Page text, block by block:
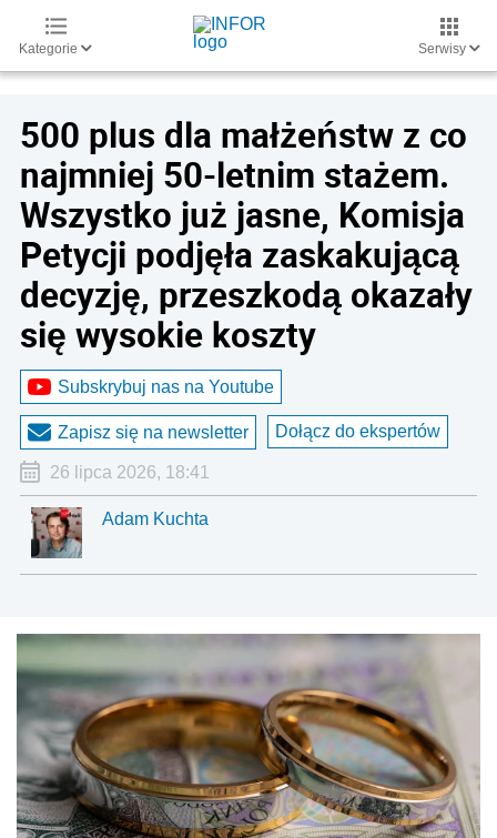
Kategorie Serwisy
500 plus dla małżeństw z co
najmniej 50-letnim stażem.
Wszystko już jasne, Komisja
Petycji podjęła zaskakującą
decyzję, przeszkodą okazały
się wysokie koszty
Subskrybuj nas na Youtube
Zapisz się na newsletter Dołącz do ekspertów
26 lipca 2026, 18:41
Adam Kuchta